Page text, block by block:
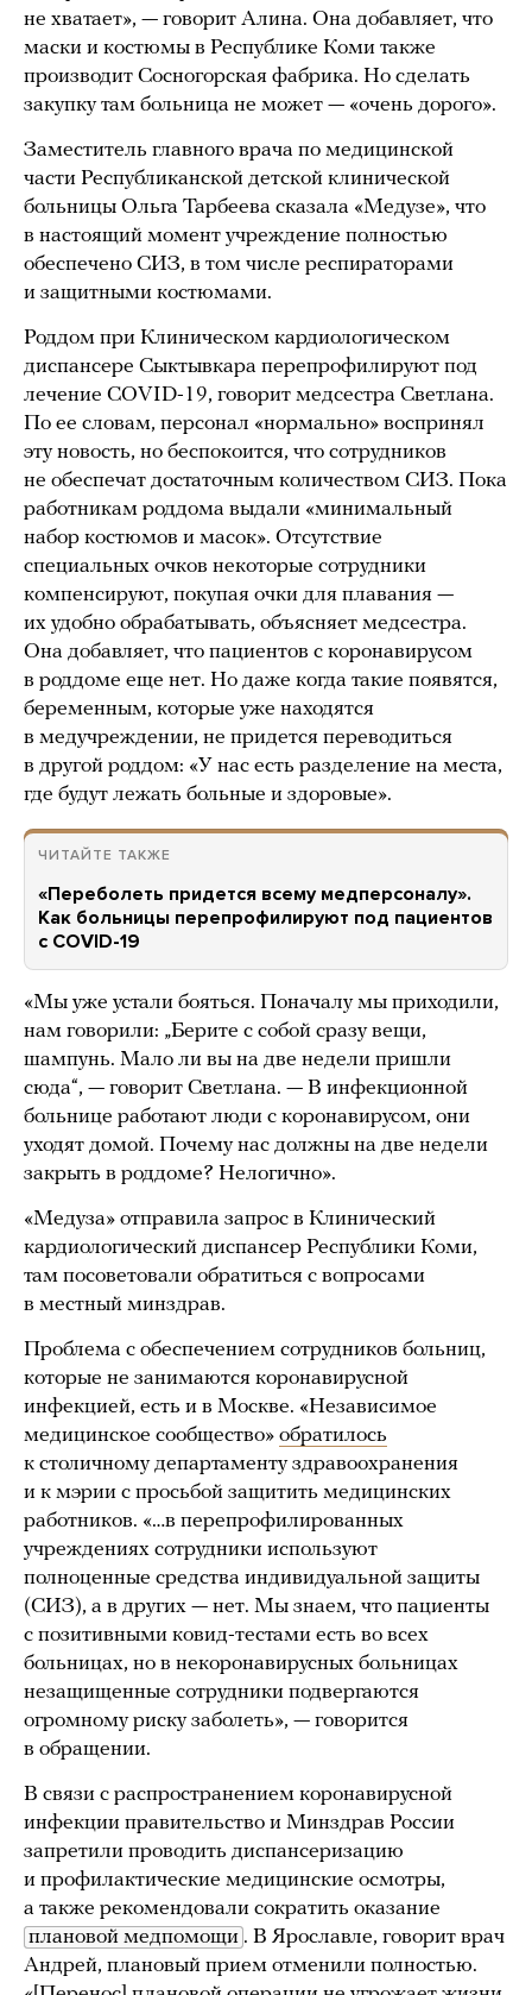
не хватает», — говорит Алина. Она добавляет, что
маски и костюмы в Республике Коми также
производит Сосногорская фабрика. Но сделать
закупку там больница не может — «очень дорого».
Заместитель главного врача по медицинской
части Республиканской детской клинической
больницы Ольга Тарбеева сказала «Медузе», что
в настоящий момент учреждение полностью
обеспечено СИЗ, в том числе респираторами
и защитными костюмами.
Роддом при Клиническом кардиологическом
диспансере Сыктывкара перепрофилируют под
лечение COVID-19, говорит медсестра Светлана.
По ее словам, персонал «нормально» воспринял
эту новость, но беспокоится, что сотрудников
не обеспечат достаточным количеством СИЗ. Пока
работникам роддома выдали «минимальный
набор костюмов и масок». Отсутствие
специальных очков некоторые сотрудники
компенсируют, покупая очки для плавания —
их удобно обрабатывать, объясняет медсестра.
Она добавляет, что пациентов с коронавирусом
в роддоме еще нет. Но даже когда такие появятся,
беременным, которые уже находятся
в медучреждении, не придется переводиться
в другой роддом: «У нас есть разделение на места,
где будут лежать больные и здоровые».
ЧИТАЙТЕ ТАКЖЕ
«Переболеть придется всему медперсоналу».
Как больницы перепрофилируют под пациентов
с COVID-19
«Мы уже устали бояться. Поначалу мы приходили,
нам говорили: „Берите с собой сразу вещи,
шампунь. Мало ли вы на две недели пришли
сюда“, — говорит Светлана. — В инфекционной
больнице работают люди с коронавирусом, они
уходят домой. Почему нас должны на две недели
закрыть в роддоме? Нелогично».
«Медуза» отправила запрос в Клинический
кардиологический диспансер Республики Коми,
там посоветовали обратиться с вопросами
в местный минздрав.
Проблема с обеспечением сотрудников больниц,
которые не занимаются коронавирусной
инфекцией, есть и в Москве. «Независимое
медицинское сообщество» обратилось
к столичному департаменту здравоохранения
и к мэрии с просьбой защитить медицинских
работников. «…в перепрофилированных
учреждениях сотрудники используют
полноценные средства индивидуальной защиты
(СИЗ), а в других — нет. Мы знаем, что пациенты
с позитивными ковид-тестами есть во всех
больницах, но в некоронавирусных больницах
незащищенные сотрудники подвергаются
огромному риску заболеть», — говорится
в обращении.
В связи с распространением коронавирусной
инфекции правительство и Минздрав России
запретили проводить диспансеризацию
и профилактические медицинские осмотры,
а также рекомендовали сократить оказание
плановой медпомощи . В Ярославле, говорит врач
Андрей, плановый прием отменили полностью.